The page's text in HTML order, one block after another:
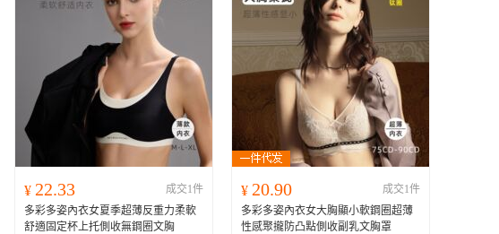
¥ 22.33
成交1件
多彩多姿內衣女夏季超薄反重力柔軟
舒適固定杯上托側收無鋼圈文胸
¥ 20.90
成交1件
多彩多姿內衣女大胸顯小軟鋼圈超薄
性感聚攏防凸點側收副乳文胸罩